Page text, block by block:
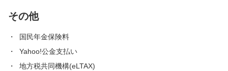
その他
国民年金保険料
Yahoo!公金支払い
地方税共同機構(eLTAX)